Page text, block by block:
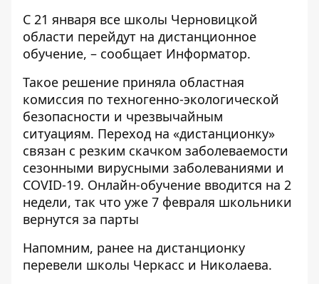
С 21 января все школы Черновицкой
области перейдут на дистанционное
обучение, – сообщает Информатор.
Такое решение приняла областная
комиссия по техногенно-экологической
безопасности и чрезвычайным
ситуациям. Переход на «дистанционку»
связан с резким скачком заболеваемости
сезонными вирусными заболеваниями и
COVID-19. Онлайн-обучение вводится на 2
недели, так что уже 7 февраля школьники
вернутся за парты
Напомним, ранее на дистанционку
перевели школы Черкасс и Николаева.